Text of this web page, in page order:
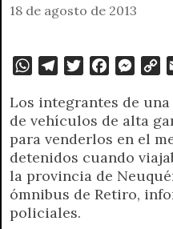
18 de agosto de 2013
W
a
t
s
A
p
p
l
e
g
r
a
m
i
t
t
e
r
c
e
b
o
o
k
M
s
s
e
n
g
e
p
y
L
i
n
k
Los integrantes de
de vehículos de alta
para venderlos en el
detenidos cuando
la provincia de
ómnibus de Retiro,
policiales.